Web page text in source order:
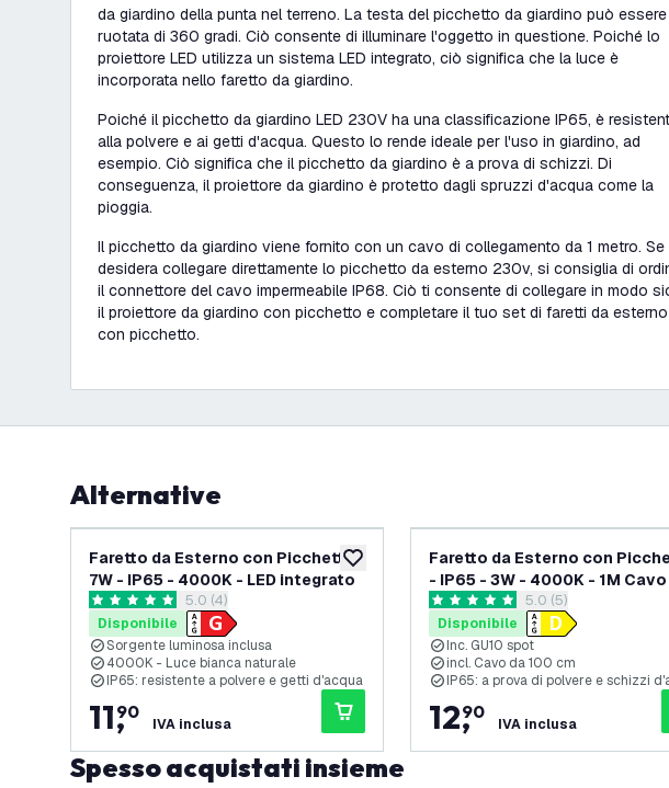
da giardino della punta nel terreno. La testa del picchetto da giardino può essere
ruotata di 360 gradi. Ciò consente di illuminare l'oggetto in questione. Poiché lo
proiettore LED utilizza un sistema LED integrato, ciò significa che la luce è
incorporata nello faretto da giardino.
Poiché il picchetto da giardino LED 230V ha una classificazione IP65, è
alla polvere e ai getti d'acqua. Questo lo rende ideale per l'uso in giardino, ad
esempio. Ciò significa che il picchetto da giardino è a prova di schizzi. Di
conseguenza, il proiettore da giardino è protetto dagli spruzzi d'acqua come la
pioggia.
Il picchetto da giardino viene fornito con un cavo di collegamento da 1 metro. Se
desidera collegare direttamente lo picchetto da esterno 230v, si consiglia di
il connettore del cavo impermeabile IP68. Ciò ti consente di collegare in modo
il proiettore da giardino con picchetto e completare il tuo set di faretti da esterno
con picchetto.
Alternative
aggiungi alla lista desideri
Faretto da Esterno con Picchetto
7W - IP65 - 4000K - LED integrato
apri il cassetto delle recensioni
5 stelle di valutazione
5.0 (4)
Disponibile
Sorgente luminosa inclusa
4000K - Luce bianca naturale
IP65: resistente a polvere e getti d'acqua
11,
90
IVA inclusa
Faretto da Esterno con
- IP65 - 3W - 4000K - 1M
Aluminio apri il cassetto delle
5 stelle di valutazione
5.0 (5)
Disponibile
Inc. GU10 spot
incl. Cavo da 100 cm
IP65: a prova di polvere e schizzi
12,
90
IVA inclusa
Spesso acquistati insieme